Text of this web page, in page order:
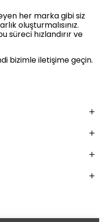
her marka gibi siz
oluşturmalısınız.
süreci hızlandırır ve
bizimle iletişime geçin.